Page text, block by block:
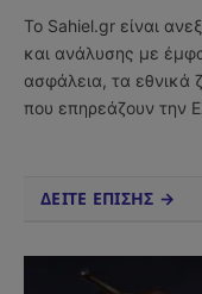
Το Sahiel.gr είναι
και ανάλυσης με
ασφάλεια, τα εθνικά
που επηρεάζουν την
ΔΕΙΤΕ ΕΠΙΣΗΣ →